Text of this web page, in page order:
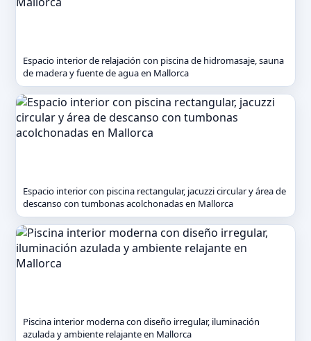
Espacio interior de relajación con piscina de hidromasaje, sauna
de madera y fuente de agua en Mallorca
Espacio interior con piscina rectangular, jacuzzi circular y área de
descanso con tumbonas acolchonadas en Mallorca
Piscina interior moderna con diseño irregular, iluminación
azulada y ambiente relajante en Mallorca